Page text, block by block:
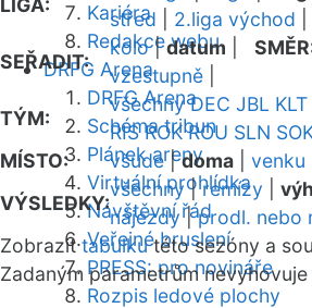
Kariéra
Redakce webu
DRFG Arena
DRFG Arena
Schéma tribun
Plánek areny
Virtuální prohlídka
Návštěvní řád
Veřejné bruslení
PRESS: pro novináře
Rozpis ledové plochy
LIGA:
střed
2.liga východ
SEŘADIT:
kolo|datum
vzestupně
TÝM:
všechny DEC JBL KLT
RIS ROK ROU SLN
MÍSTO:
všude|doma venku
VÝSLEDKY:
všechny|remízy
nájezdy|prodl. nebo
Zobrazittabulkutéto sezóny a
Zadaným parametrům